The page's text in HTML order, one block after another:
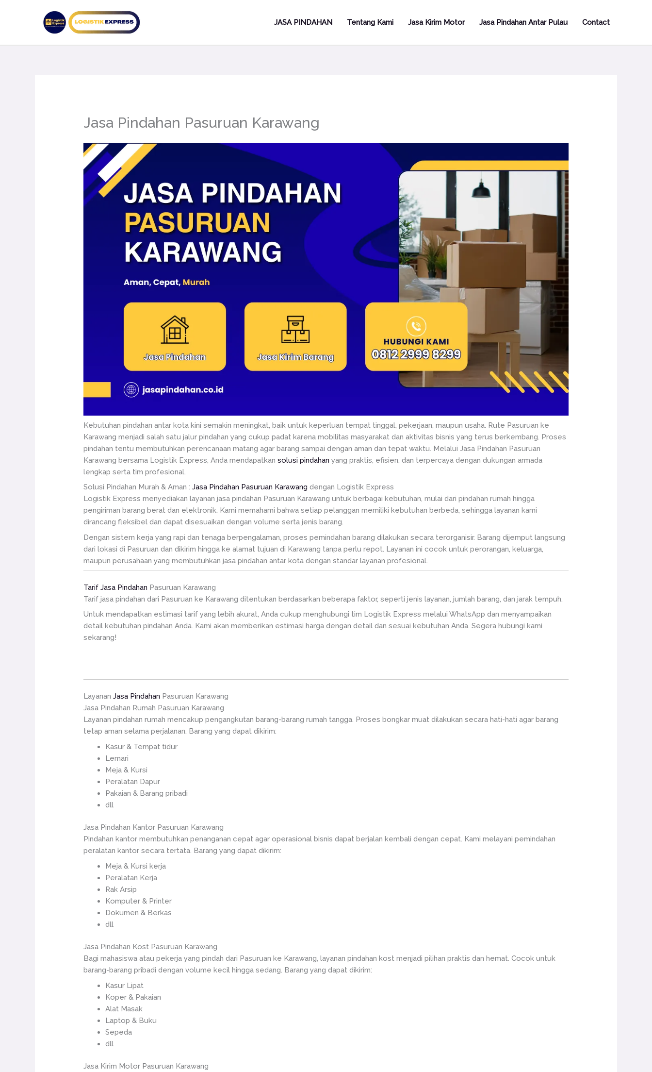
JASA PINDAHAN Tentang Kami Jasa Kirim Motor Jasa Pindahan Antar Pulau Contact
Jasa Pindahan Pasuruan Karawang
Kebutuhan pindahan antar kota kini semakin meningkat, baik untuk keperluan tempat tinggal, pekerjaan, maupun usaha. Rute Pasuruan ke
Karawang menjadi salah satu jalur pindahan yang cukup padat karena mobilitas masyarakat dan aktivitas bisnis yang terus berkembang. Proses
pindahan tentu membutuhkan perencanaan matang agar barang sampai dengan aman dan tepat waktu. Melalui Jasa Pindahan Pasuruan
Karawang bersama Logistik Express, Anda mendapatkansolusi pindahan yang praktis, efisien, dan terpercaya dengan dukungan armada
lengkap serta tim profesional.
Solusi Pindahan Murah & Aman :Jasa Pindahan Pasuruan Karawang dengan Logistik Express
Logistik Express menyediakan layanan jasa pindahan Pasuruan Karawang untuk berbagai kebutuhan, mulai dari pindahan rumah hingga
pengiriman barang berat dan elektronik. Kami memahami bahwa setiap pelanggan memiliki kebutuhan berbeda, sehingga layanan kami
dirancang fleksibel dan dapat disesuaikan dengan volume serta jenis barang.
Dengan sistem kerja yang rapi dan tenaga berpengalaman, proses pemindahan barang dilakukan secara terorganisir. Barang dijemput langsung
dari lokasi di Pasuruan dan dikirim hingga ke alamat tujuan di Karawang tanpa perlu repot. Layanan ini cocok untuk perorangan, keluarga,
maupun perusahaan yang membutuhkan jasa pindahan antar kota dengan standar layanan profesional.
Tarif Jasa Pindahan Pasuruan Karawang
Tarif jasa pindahan dari Pasuruan ke Karawang ditentukan berdasarkan beberapa faktor, seperti jenis layanan, jumlah barang, dan jarak tempuh.
Untuk mendapatkan estimasi tarif yang lebih akurat, Anda cukup menghubungi tim Logistik Express melalui WhatsApp dan menyampaikan
detail kebutuhan pindahan Anda. Kami akan memberikan estimasi harga dengan detail dan sesuai kebutuhan Anda. Segera hubungi kami
sekarang!
LayananJasa Pindahan Pasuruan Karawang
Jasa Pindahan Rumah Pasuruan Karawang
Layanan pindahan rumah mencakup pengangkutan barang-barang rumah tangga. Proses bongkar muat dilakukan secara hati-hati agar barang
tetap aman selama perjalanan. Barang yang dapat dikirim:
Kasur & Tempat tidur
Lemari
Meja & Kursi
Peralatan Dapur
Pakaian & Barang pribadi
dll
Jasa Pindahan Kantor Pasuruan Karawang
Pindahan kantor membutuhkan penanganan cepat agar operasional bisnis dapat berjalan kembali dengan cepat. Kami melayani pemindahan
peralatan kantor secara tertata. Barang yang dapat dikirim:
Meja & Kursi kerja
Peralatan Kerja
Rak Arsip
Komputer & Printer
Dokumen & Berkas
dll
Jasa Pindahan Kost Pasuruan Karawang
Bagi mahasiswa atau pekerja yang pindah dari Pasuruan ke Karawang, layanan pindahan kost menjadi pilihan praktis dan hemat. Cocok untuk
barang-barang pribadi dengan volume kecil hingga sedang. Barang yang dapat dikirim:
Kasur Lipat
Koper & Pakaian
Alat Masak
Laptop & Buku
Sepeda
dll
Jasa Kirim Motor Pasuruan Karawang